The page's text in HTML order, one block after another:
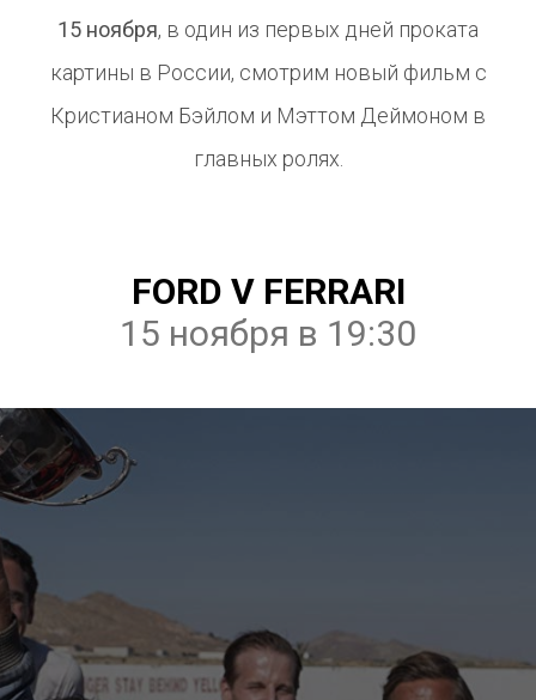
15 ноября, в один из первых дней проката
картины в России, смотрим новый фильм с
Кристианом Бэйлом и Мэттом Деймоном в
главных ролях.
FORD V FERRARI
15 ноября в 19:30